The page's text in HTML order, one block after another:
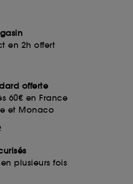
en 2h offert
offerte
60€ en France
et Monaco
plusieurs fois